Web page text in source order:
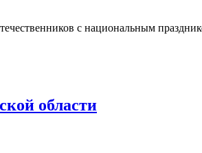
с национальным
области